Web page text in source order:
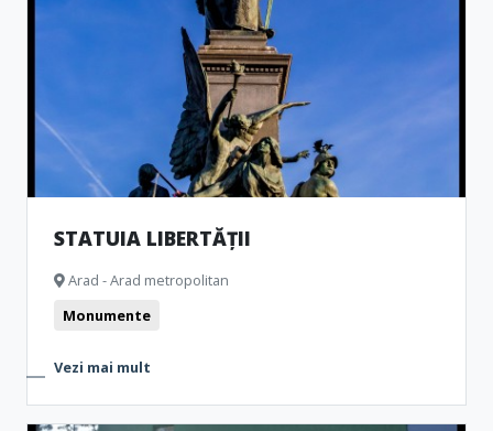
STATUIA LIBERTĂȚII
Arad - Arad metropolitan
Monumente
Vezi mai mult